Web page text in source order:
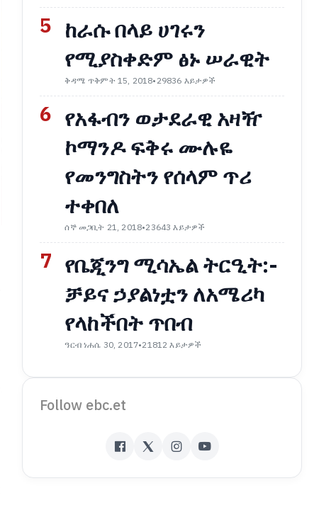
5 ከራሱ በላይ ሀገሩን
የሚያስቀድም ፅኑ ሠራዊት
ቅዳሜ ጥቅምት 15, 2018•29836 እይታዎች
6 የአፋብን ወታደራዊ አዛዥ
ኮማንዶ ፍቅሩ ሙሉዬ
የመንግስትን የሰላም ጥሪ
ተቀበለ
ሰኞ መጋቢት 21, 2018•23643 እይታዎች
7 የቤጂንግ ሚሳኤል ትርዒት:-
ቻይና ኃያልነቷን ለአሜሪካ
የላከችበት ጥበብ
ዓርብ ነሐሴ 30, 2017•21812 እይታዎች
Follow ebc.et